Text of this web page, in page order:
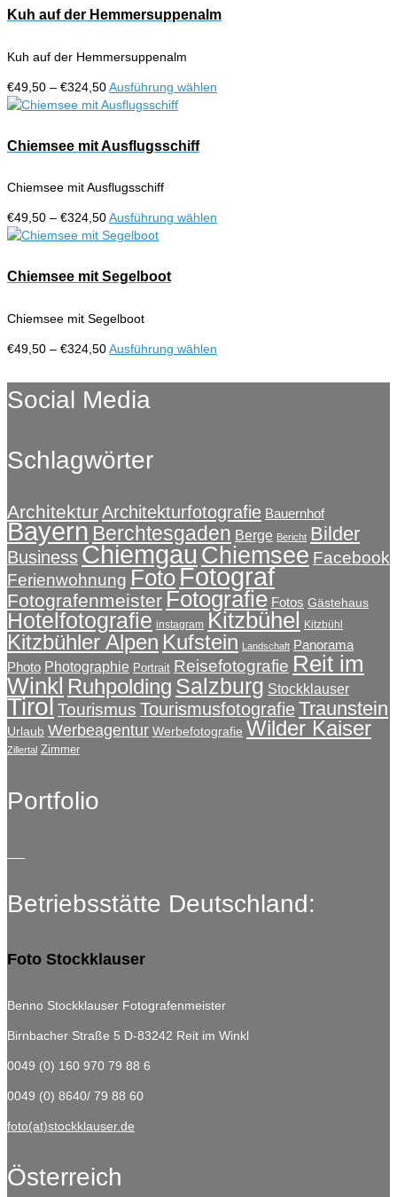
€324,50
mehrere
Varianten
können
Kuh auf der Hemmersuppenalm
Kuh auf der Hemmersuppenalm
€49,50 – €324,50Preisspanne:
€49,50
€324,50
Ausführung wählen
können
Chiemsee mit Ausflugsschiff
Chiemsee mit Ausflugsschiff
€49,50 – €324,50Preisspanne:
€49,50
€324,50
Ausführung wählen
können
Chiemsee mit Segelboot
Chiemsee mit Segelboot
€49,50 – €324,50Preisspanne:
bis
€324,50
Ausführung wählen
weist
auf
der
Produktseite
gewählt
werden
Social Media
Schlagwörter
ArchitekturArchitekturfotografie Bauernhof
Bayern Berchtesgaden Berge Bericht Bilder
BusinessChiemgauChiemsee Facebook
Ferienwohnung FotoFotograf
Fotografenmeister Fotografie Fotos Gästehaus
Hotelfotografie instagram Kitzbühel Kitzbühl
Kitzbühler Alpen Kufstein Landschaft Panorama
Photo Photographie Portrait Reisefotografie Reit im
Winkl Ruhpolding Salzburg Stockklauser
TirolTourismus TourismusfotografieTraunstein
Urlaub Werbeagentur Werbefotografie Wilder Kaiser
Zillertal Zimmer
Portfolio
Betriebsstätte Deutschland:
Foto Stockklauser
Benno Stockklauser Fotografenmeister
Birnbacher Straße 5 D-83242 Reit im Winkl
0049 (0) 160 970 79 88 6
0049 (0) 8640/ 79 88 60
foto(at)stockklauser.de
Österreich